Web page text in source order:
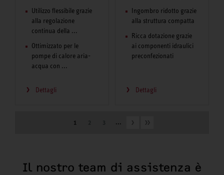
Utilizzo flessibile grazie
alla regolazione
continua della ...
Ottimizzato per le
pompe di calore aria-
acqua con ...
Dettagli
Ingombro ridotto grazie
alla struttura compatta
Ricca dotazione grazie
ai componenti idraulici
preconfezionati
Dettagli
1 ...
Il nostro team di assistenza è